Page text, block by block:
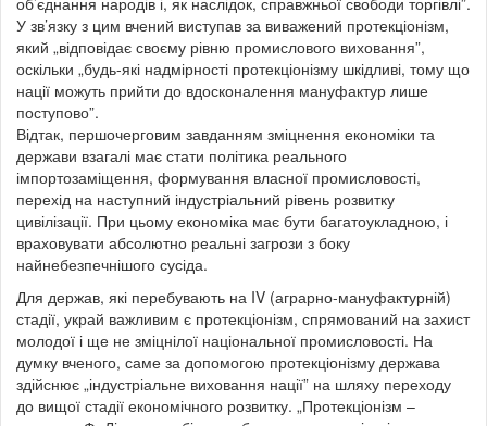
У зв’язку з цим вчений виступав за виважений протекціонізм,
який „відповідає своєму рівню промислового виховання”,
оскільки „будь-які надмірності протекціонізму шкідливі, тому що
нації можуть прийти до вдосконалення мануфактур лише
поступово”.
Відтак, першочерговим завданням зміцнення економіки та
держави взагалі має стати політика реального
імпортозаміщення, формування власної промисловості,
перехід на наступний індустріальний рівень розвитку
цивілізації. При цьому економіка має бути багатоукладною, і
враховувати абсолютно реальні загрози з боку
найнебезпечнішого сусіда.
Для держав, які перебувають на IV (аграрно-мануфактурній)
стадії, украй важливим є протекціонізм, спрямований на захист
молодої і ще не зміцнілої національної промисловості. На
думку вченого, саме за допомогою протекціонізму держава
здійснює „індустріальне виховання нації” на шляху переходу
до вищої стадії економічного розвитку. „Протекціонізм –